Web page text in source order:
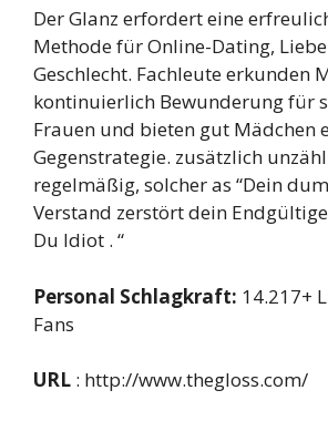
Der Glanz erfordert eine
Methode für Online-Dating,
Geschlecht. Fachleute erkunden
kontinuierlich Bewunderung für
Frauen und bieten gut Mädchen
Gegenstrategie. zusätzlich
regelmäßig, solcher as “Dein
Verstand zerstört dein
Du Idiot . “
Personal Schlagkraft: 14.217+
Fans
URL : http://www.thegloss.com/